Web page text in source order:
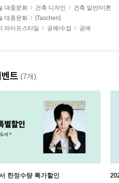
대중문화 건축 디자인
건축 일반/이론
대중문화
[Taschen]
라이프스타일 공예/수집 공예
트 (7개)
한정수량 특가할인